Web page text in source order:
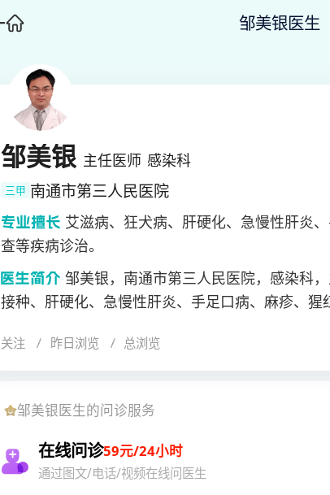
邹美银医生
邹美银 主任医师 感染科
三甲 南通市第三人民医院
艾滋病、狂犬病、肝硬化、急慢性肝炎
查等疾病诊治。
邹美银，南通市第三人民医院，感染科
接种、肝硬化、急慢性肝炎、手足口病、麻疹、
关注 昨日浏览 总浏览
邹美银医生的问诊服务
在线问诊59元/24小时
通过图文/电话/视频在线问医生